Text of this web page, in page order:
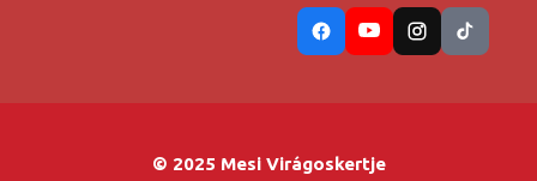
© 2025 Mesi Virágoskertje